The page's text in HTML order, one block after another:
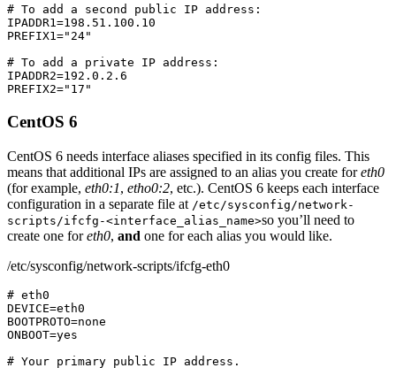
# To add a second public IP address:
IPADDR1=198.51.100.10
PREFIX1="24"
# To add a private IP address:
IPADDR2=192.0.2.6
PREFIX2="17"
CentOS 6
CentOS 6 needs interface aliases specified in its config files. This
means that additional IPs are assigned to an alias you create foreth0
(for example, eth0:1, etho0:2, etc.). CentOS 6 keeps each interface
configuration in a separate file at /etc/sysconfig/network-
scripts/ifcfg-<interface_alias_name>so you’ll need to
create one foreth0, and one for each alias you would like.
/etc/sysconfig/network-scripts/ifcfg-eth0
# eth0
DEVICE=eth0
BOOTPROTO=none
ONBOOT=yes
# Your primary public IP address.